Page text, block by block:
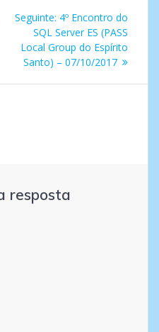
Seguinte: Post
seguinte:
4º Encontro do
SQL Server ES (PASS
Local Group do Espírito
Santo) – 07/10/2017
resposta